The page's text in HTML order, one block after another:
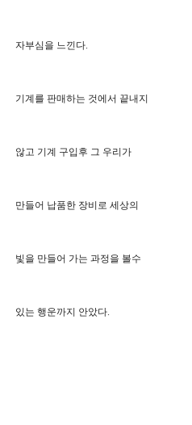
자부심을 느낀다.
기계를 판매하는 것에서 끝내지
않고 기계 구입후 그 우리가
만들어 납품한 장비로 세상의
빛을 만들어 가는 과정을 볼수
있는 행운까지 안았다.